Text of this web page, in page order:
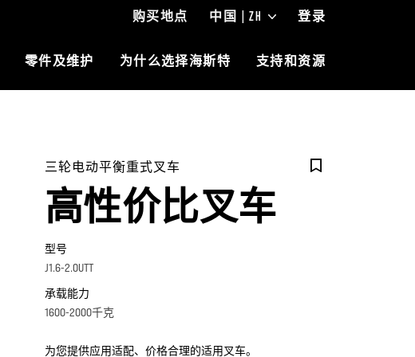
购买地点 中国 | ZH 登录
零件及维护 为什么选择海斯特 支持和资源
三轮电动平衡重式叉车
高性价比叉车
型号
J1.6-2.0UTT
承载能力
1600-2000千克
为您提供应用适配、价格合理的适用叉车。